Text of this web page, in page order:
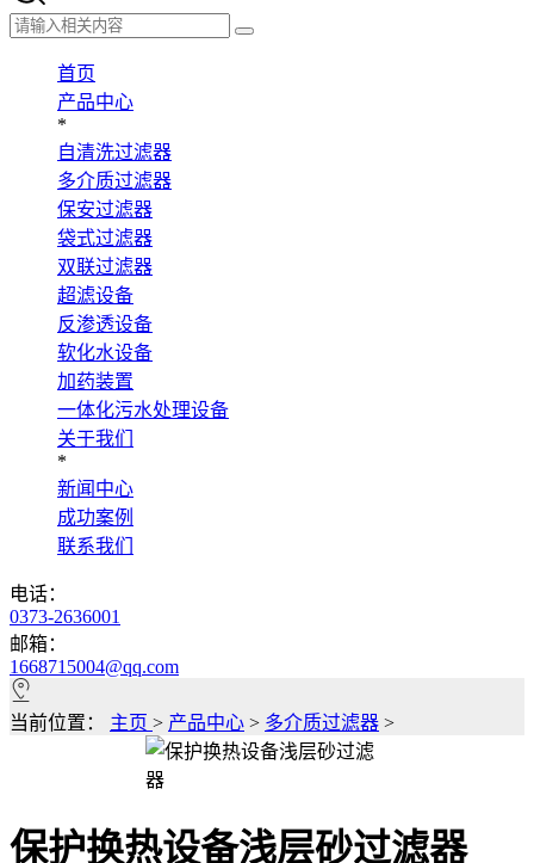
首页
产品中心
*
自清洗过滤器
多介质过滤器
保安过滤器
袋式过滤器
双联过滤器
超滤设备
反渗透设备
软化水设备
加药装置
一体化污水处理设备
关于我们
*
新闻中心
成功案例
联系我们
电话：
0373-2636001
邮箱：
1668715004@qq.com
当前位置： 主页 > 产品中心 > 多介质过滤器 >
保护换热设备浅层砂过滤器